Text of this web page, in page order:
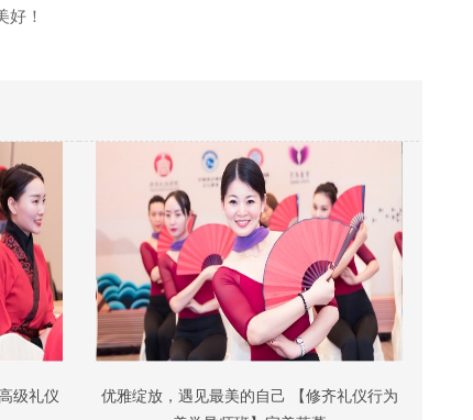
好！
级礼仪
优雅绽放，遇见最美的自己 【修齐礼仪行为